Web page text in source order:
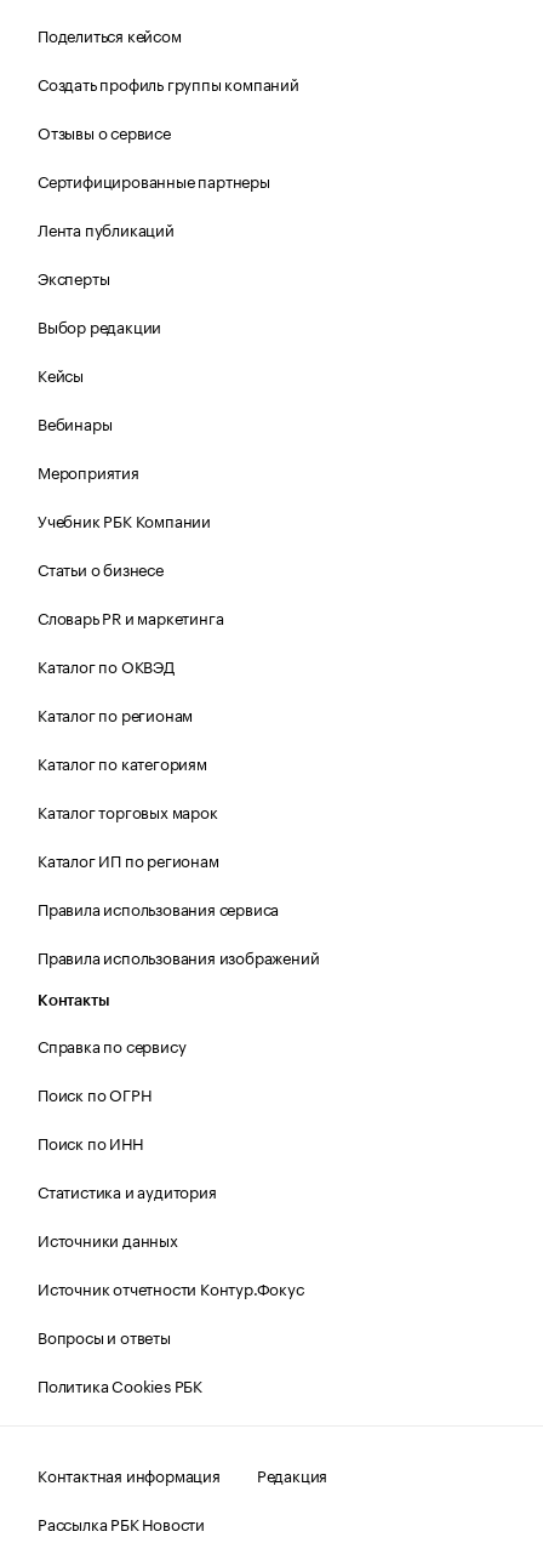
Поделиться кейсом
Создать профиль группы компаний
Отзывы о сервисе
Сертифицированные партнеры
Лента публикаций
Эксперты
Выбор редакции
Кейсы
Вебинары
Мероприятия
Учебник РБК Компании
Статьи о бизнесе
Словарь PR и маркетинга
Каталог по ОКВЭД
Каталог по регионам
Каталог по категориям
Каталог торговых марок
Каталог ИП по регионам
Правила использования сервиса
Правила использования изображений
Контакты
Справка по сервису
Поиск по ОГРН
Поиск по ИНН
Статистика и аудитория
Источники данных
Источник отчетности Контур.Фокус
Вопросы и ответы
Политика Cookies РБК
Контактная информация
Редакция
Рассылка РБК Новости